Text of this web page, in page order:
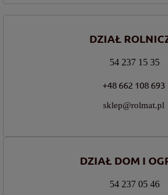
DZIAŁ
54 237 15 35
+48 662 108 693
sklep@rolmat.pl
DZIAŁ DOM I
54 237 05 46